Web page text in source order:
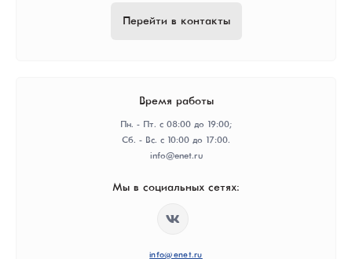
Перейти в контакты
Время работы
Пн. - Пт. с 08:00 до 19:00;
Сб. - Вс. с 10:00 до 17:00.
info@enet.ru
Мы в социальных сетях:
info@enet.ru